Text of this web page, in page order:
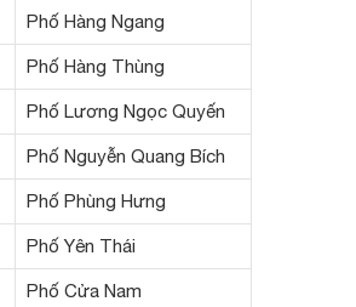
Phố Hàng Ngang
Phố Hàng Thùng
Phố Lương Ngọc Quyến
Phố Nguyễn Quang Bích
Phố Phùng Hưng
Phố Yên Thái
Phố Cửa Nam